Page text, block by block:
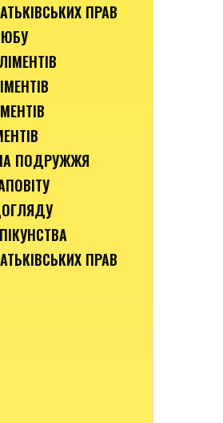
ПРАВ
ПОДРУЖЖЯ
ПРАВ